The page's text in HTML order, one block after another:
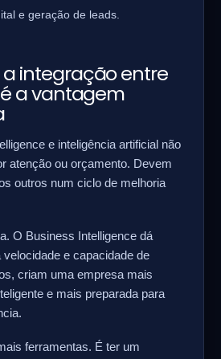
e geração de leads.
a integração entre
é a vantagem
e inteligência artificial não
atenção ou orçamento. Devem
outros num ciclo de melhoria
O Business Intelligence dá
velocidade e capacidade de
criam uma empresa mais
e mais preparada para
ferramentas. É ter um